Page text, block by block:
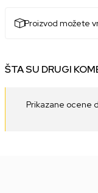
Proizvod možete
ŠTA SU DRUGI
Prikazane ocene